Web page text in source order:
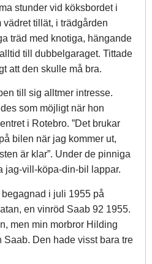
stunder vid köksbordet i
vädret tillät, i trädgården
träd med knotiga, hängande
till dubbelgaraget. Tittade
att den skulle må bra.
till sig alltmer intresse.
som möjligt när hon
i Rotebro. ”Det brukar
bilen när jag kommer ut,
är klar”. Under de pinniga
jag-vill-köpa-din-bil lappar.
i juli 1955 på
en vinröd Saab 92 1955.
men min morbror Hilding
Den hade visst bara tre